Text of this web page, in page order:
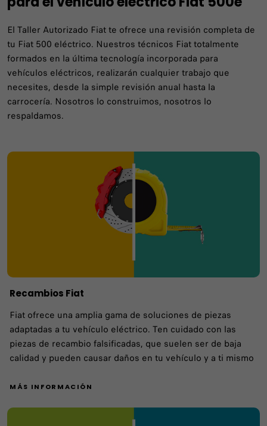
El Taller Autorizado Fiat te ofrece una revisión completa de
tu Fiat 500 eléctrico. Nuestros técnicos Fiat totalmente
formados en la última tecnología incorporada para
vehículos eléctricos, realizarán cualquier trabajo que
necesites, desde la simple revisión anual hasta la
carrocería. Nosotros lo construimos, nosotros lo
respaldamos.
Recambios Fiat
Fiat ofrece una amplia gama de soluciones de piezas
adaptadas a tu vehículo eléctrico. Ten cuidado con las
piezas de recambio falsificadas, que suelen ser de baja
calidad y pueden causar daños en tu vehículo y a ti mismo
MÁS INFORMACIÓN